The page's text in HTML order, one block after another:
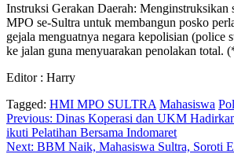
Instruksi Gerakan Daerah: Menginstruksikan
MPO se-Sultra untuk membangun posko
gejala menguatnya negara kepolisian (police
ke jalan guna menyuarakan penolakan total.
Editor : Harry
Tagged: HMI MPO SULTRA Mahasiswa
Navigasi
pos
Previous: Dinas Koperasi dan UKM
ikuti Pelatihan Bersama Indomaret
Next: BBM Naik, Mahasiswa Sultra, Soroti